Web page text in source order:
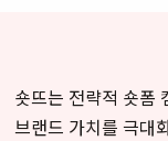
숏뜨는 전략적 숏폼
브랜드 가치를 극대